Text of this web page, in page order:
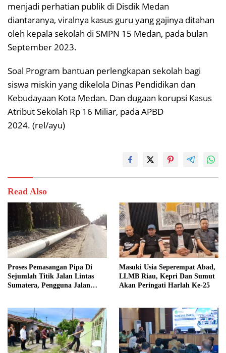
menjadi perhatian publik di Disdik Medan
diantaranya, viralnya kasus guru yang gajinya ditahan
oleh kepala sekolah di SMPN 15 Medan, pada bulan
September 2023.
Soal Program bantuan perlengkapan sekolah bagi
siswa miskin yang dikelola Dinas Pendidikan dan
Kebudayaan Kota Medan. Dan dugaan korupsi Kasus
Atribut Sekolah Rp 16 Miliar, pada APBD
2024. (rel/ayu)
Read Also
Proses Pemasangan Pipa Di
Sejumlah Titik Jalan Lintas
Sumatera, Pengguna Jalan
Masuki Usia Seperempat Abad,
LLMB Riau, Kepri Dan Sumut
Akan Peringati Harlah Ke-25